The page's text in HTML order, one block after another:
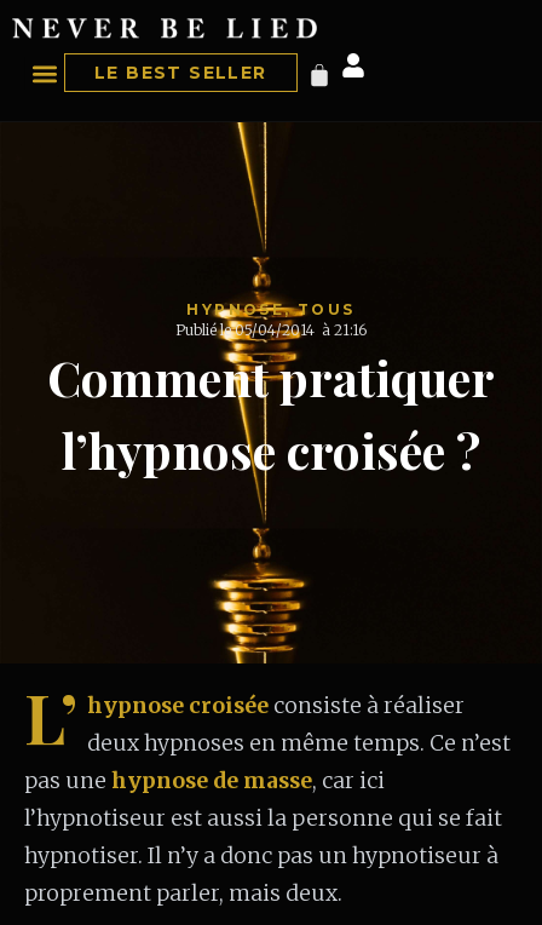
LE BEST SELLER
HYPNOSE,TOUS
Publié le 05/04/2014 à 21:16
Comment pratiquer
l’hypnose croisée ?
L’ hypnose croisée consiste à réaliser
deux hypnoses en même temps. Ce n’est
pas une hypnose de masse, car ici
l’hypnotiseur est aussi la personne qui se fait
hypnotiser. Il n’y a donc pas un hypnotiseur à
proprement parler, mais deux.